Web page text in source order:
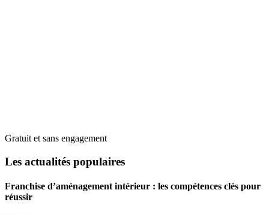
Gratuit et sans engagement
Les actualités populaires
Franchise d’aménagement intérieur : les compétences clés pour
réussir